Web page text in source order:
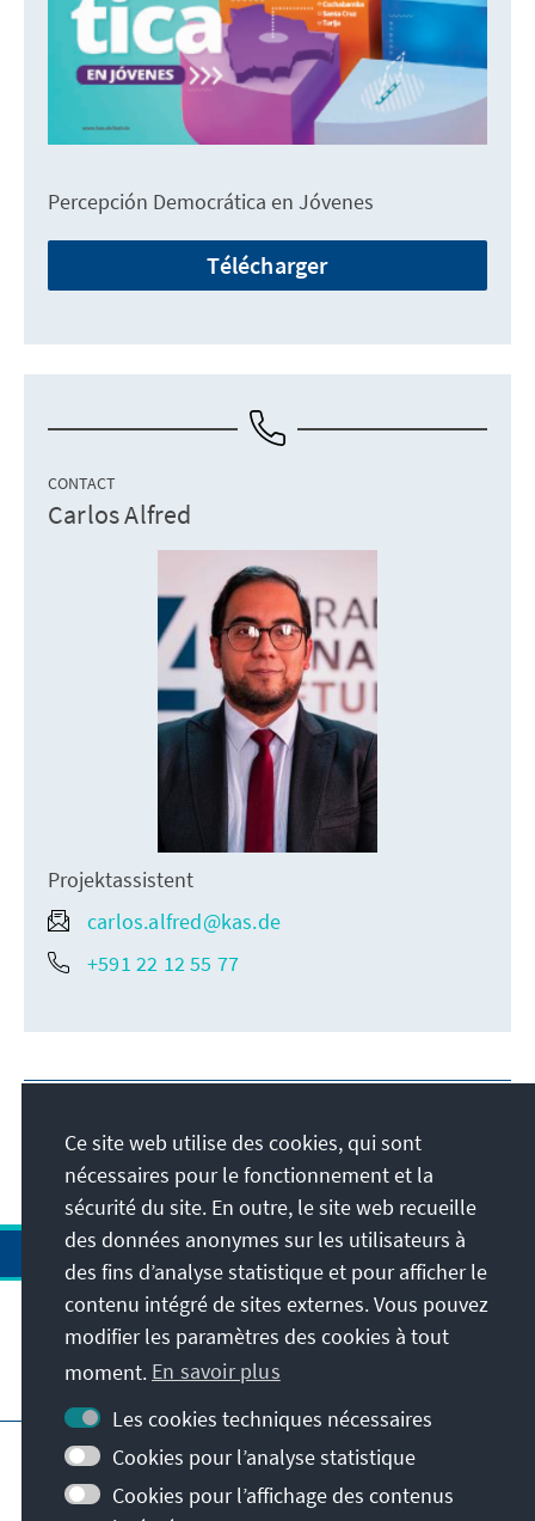
Percepción Democrática en Jóvenes
Télécharger
CONTACT
Carlos Alfred
Projektassistent
carlos.alfred@kas.de
+591 22 12 55 77
Visitez aussi
Impressum
Protection des données
Conditions d'utilisation
Déclaration d'accessibilité
Ce site web utilise des cookies, qui sont
nécessaires pour le fonctionnement et la
sécurité du site. En outre, le site web recueille
des données anonymes sur les utilisateurs à
des fins d’analyse statistique et pour afficher le
contenu intégré de sites externes. Vous pouvez
modifier les paramètres des cookies à tout
moment. En savoir plus
Les cookies techniques nécessaires
Cookies pour l’analyse statistique
Cookies pour l’affichage des contenus